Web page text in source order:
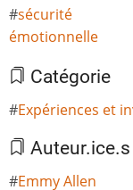
sécurité
émotionnelle
Catégorie
Expériences et
Auteur.ice.s
Emmy Allen